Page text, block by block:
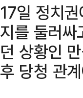
17일 정치
지를 둘러
던 상황인
후 당청 관